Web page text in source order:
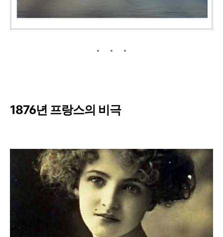
1876년 프랑스의 비극